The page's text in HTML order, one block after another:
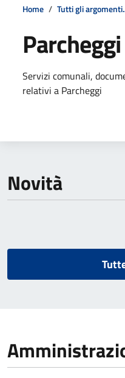
Home Tutti gli
Parcheggi
Dettagli
Servizi comunali,
relativi a Parcheggi
Novità